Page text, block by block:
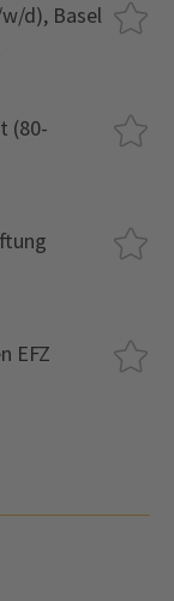
d), Basel
(80-
EFZ